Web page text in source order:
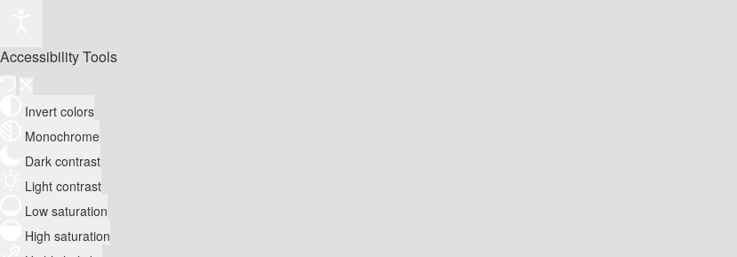
Accessibility Tools
Invert colors
Monochrome
Dark contrast
Light contrast
Low saturation
High saturation